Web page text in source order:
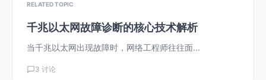
RELATED TOPIC
千兆以太网故障诊断的核心技术解析
当千兆以太网出现故障时，网络工程师往往面...
3 讨论